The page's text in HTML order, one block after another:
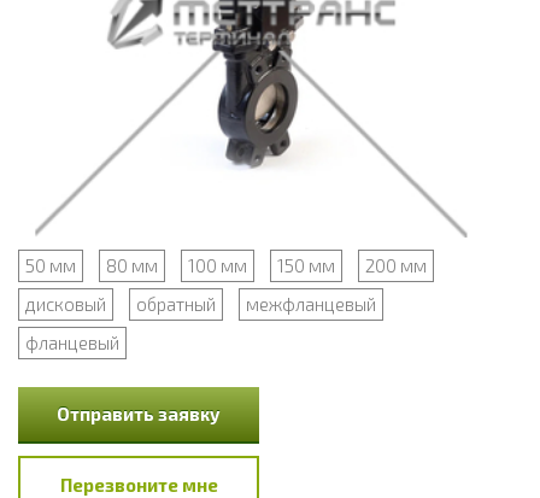
50 мм 80 мм 100 мм 150 мм
200 мм
дисковый
обратный
межфланцевый
фланцевый
Отправить заявку
Перезвоните мне